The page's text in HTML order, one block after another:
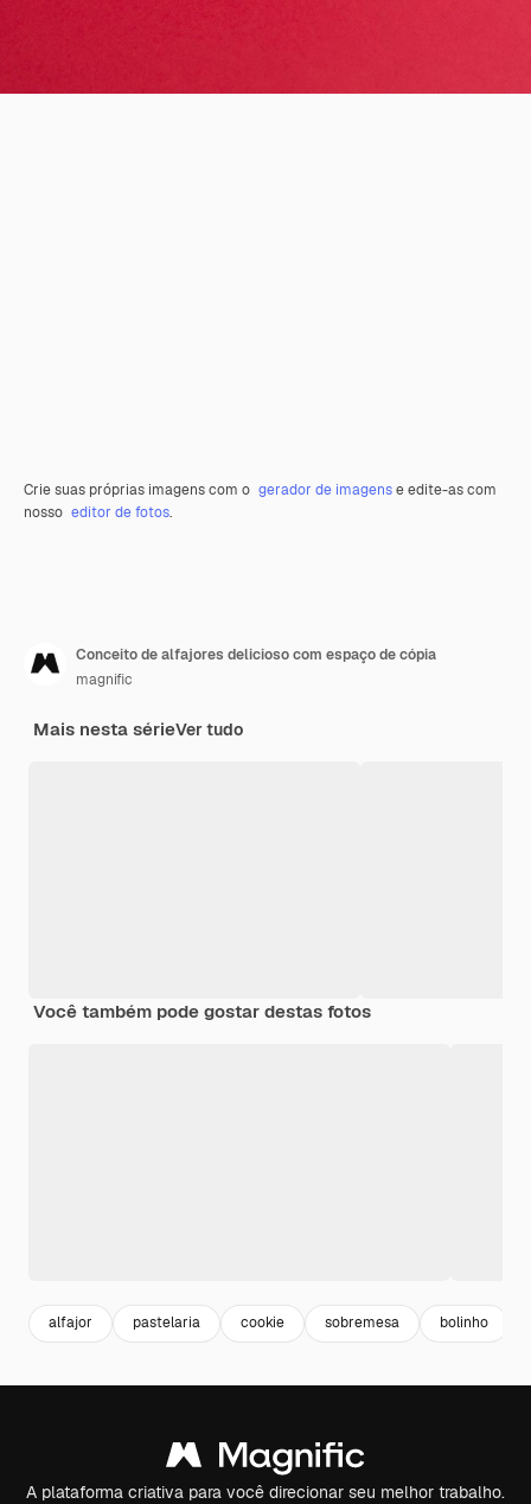
Crie suas próprias imagens com o gerador de imagense edite-as com
nosso editor de fotos.
Conceito de alfajores delicioso com espaço de cópia
magnific
Mais nesta sérieVer tudo
Você também pode gostar destas fotos
alfajor pastelaria cookie sobremesa bolinho
A plataforma criativa para você direcionar seu melhor trabalho.